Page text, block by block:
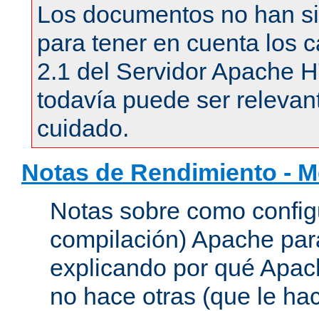
Los documentos no han
para tener en cuenta los
2.1 del Servidor Apache
todavía puede ser
cuidado.
Notas de Rendimiento -
Notas sobre como
compilación) Apache
explicando por qué
no hace otras (que le